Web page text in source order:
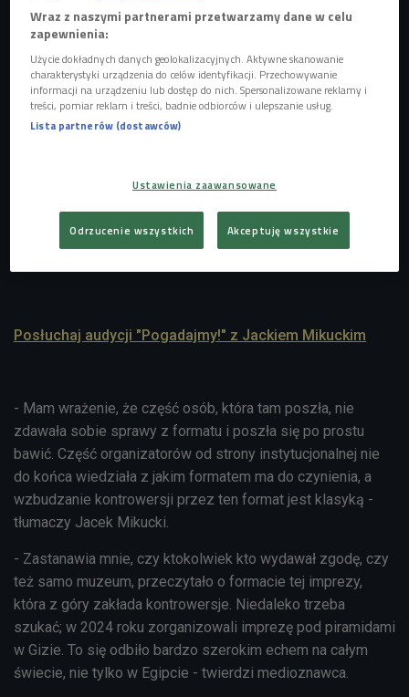
Pałac w Wilanowie - prace porządkowe na po imprezie Circoloco
Foto: Tomasz
Jastrzebowski/REPORTER/East News
Przyczynkiem do ogólnopolskiej dyskusji była impreza
zniszczonych trawników i śmieci pozostawionych na
terenie zabytkowego kompleksu, a w sieci rozpętała się
dyskusja o granicach organizowania masowych imprez w
Posłuchaj audycji "Pogadajmy!" z Jackiem Mikuckim
- Mam wrażenie, że część osób, która tam poszła, nie
zdawała sobie sprawy z formatu i poszła się po prostu
bawić. Część organizatorów od strony instytucjonalnej nie
do końca wiedziała z jakim formatem ma do czynienia, a
wzbudzanie kontrowersji przez ten format jest klasyką -
tłumaczy Jacek Mikucki.
- Zastanawia mnie, czy ktokolwiek kto wydawał zgodę, czy
też samo muzeum, przeczytało o formacie tej imprezy,
która z góry zakłada kontrowersje. Niedaleko trzeba
szukać; w 2024 roku zorganizowali imprezę pod piramidami
w Gizie. To się odbiło bardzo szerokim echem na całym
świecie, nie tylko w Egipcie - twierdzi medioznawca.
Wraz z naszymi partnerami przetwarzamy dane w celu
zapewnienia:
Użycie dokładnych danych geolokalizacyjnych. Aktywne skanowanie
charakterystyki urządzenia do celów identyfikacji. Przechowywanie
informacji na urządzeniu lub dostęp do nich. Spersonalizowane reklamy i
treści, pomiar reklam i treści, badnie odbiorców i ulepszanie usług.
Lista partnerów (dostawców)
Ustawienia zaawansowane
Odrzucenie wszystkich Akceptuję wszystkie